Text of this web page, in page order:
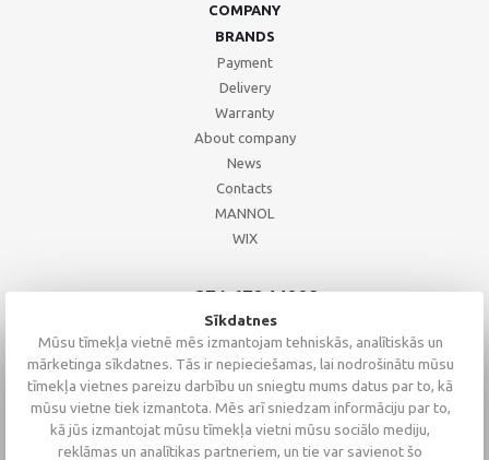
COMPANY
BRANDS
Payment
Delivery
Warranty
About company
News
Contacts
MANNOL
WIX
+371 67244008
+371 67271055
+371 26002793
Sīkdatnes
Mūsu tīmekļa vietnē mēs izmantojam tehniskās, analītiskās un
mārketinga sīkdatnes. Tās ir nepieciešamas, lai nodrošinātu mūsu
tīmekļa vietnes pareizu darbību un sniegtu mums datus par to, kā
mūsu vietne tiek izmantota. Mēs arī sniedzam informāciju par to,
kā jūs izmantojat mūsu tīmekļa vietni mūsu sociālo mediju,
reklāmas un analītikas partneriem, un tie var savienot šo